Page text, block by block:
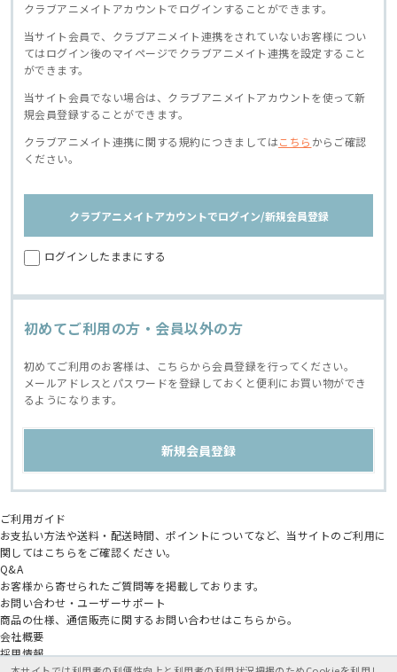
クラブアニメイトアカウントでログインすることができます。
当サイト会員で、クラブアニメイト連携をされていないお客様につい
てはログイン後のマイページでクラブアニメイト連携を設定すること
ができます。
当サイト会員でない場合は、クラブアニメイトアカウントを使って新
規会員登録することができます。
クラブアニメイト連携に関する規約につきましてはこちら からご確認
ください。
クラブアニメイトアカウントでログイン/新規会員登録
ログインしたままにする
初めてご利用の方・会員以外の方
初めてご利用のお客様は、こちらから会員登録を行ってください。
メールアドレスとパスワードを登録しておくと便利にお買い物ができ
るようになります。
ご利用ガイド
お支払い方法や送料・配送時間、ポイントについてなど、当サイトのご利用に
関してはこちらをご確認ください。
Q&A
お客様から寄せられたご質問等を掲載しております。
お問い合わせ・ユーザーサポート
商品の仕様、通信販売に関するお問い合わせはこちらから。
会社概要
採用情報